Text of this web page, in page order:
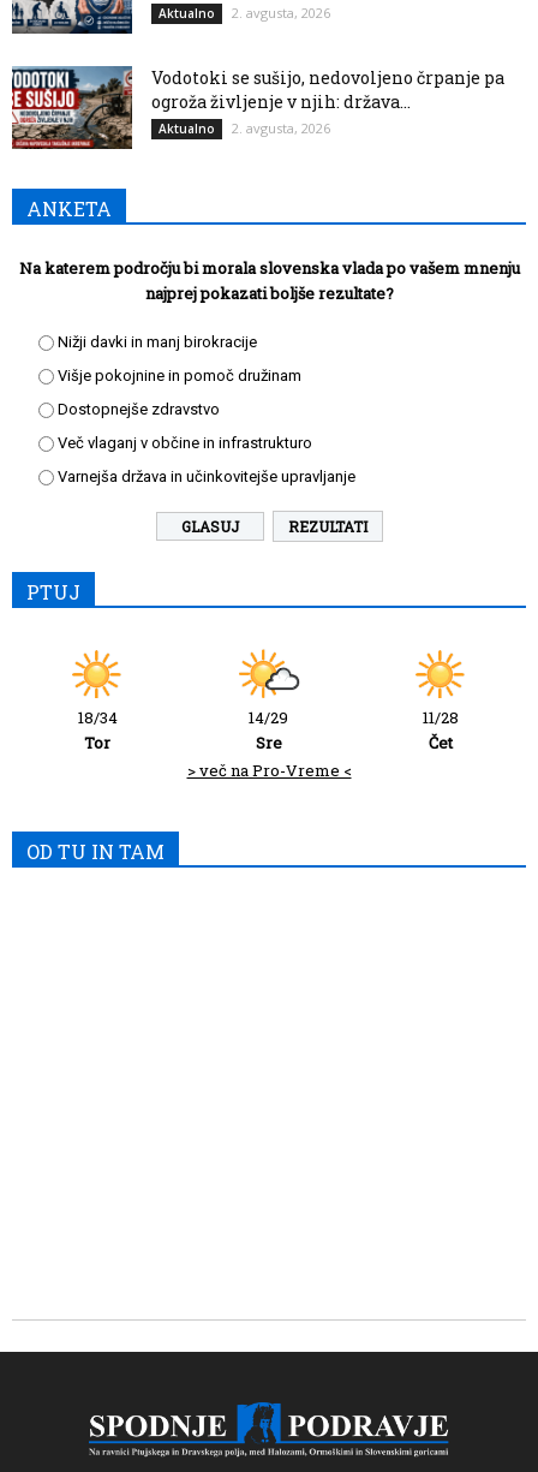
Aktualno 2. avgusta, 2026
Vodotoki se sušijo, nedovoljeno črpanje pa
ogroža življenje v njih: država...
Aktualno 2. avgusta, 2026
ANKETA
Na katerem področju bi morala slovenska vlada po vašem mnenju
najprej pokazati boljše rezultate?
Nižji davki in manj birokracije
Višje pokojnine in pomoč družinam
Dostopnejše zdravstvo
Več vlaganj v občine in infrastrukturo
Varnejša država in učinkovitejše upravljanje
REZULTATI
PTUJ
18/34
Tor
14/29
Sre
11/28
Čet
> več na Pro-Vreme <
OD TU IN TAM